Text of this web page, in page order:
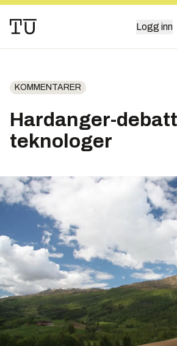
Logg inn
KOMMENTARER
Hardanger-
teknologer